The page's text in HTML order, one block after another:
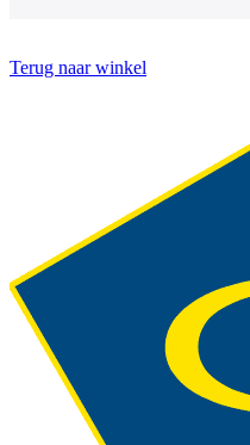
Terug naar winkel